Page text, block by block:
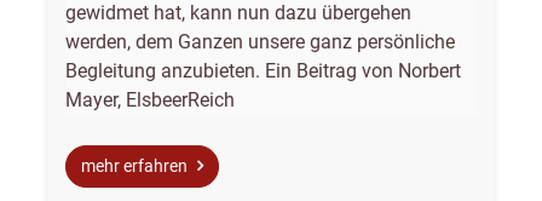
gewidmet hat, kann nun dazu übergehen
werden, dem Ganzen unsere ganz persönliche
Begleitung anzubieten. Ein Beitrag von Norbert
Mayer, ElsbeerReich
mehr erfahren